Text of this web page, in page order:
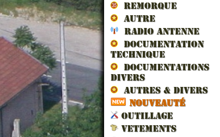
REMORQUE
AUTRE
RADIO ANTENNE
DOCUMENTATION
TECHNIQUE
DOCUMENTATIONS
DIVERS
AUTRES & DIVERS
NOUVEAUTÉ
OUTILLAGE
VETEMENTS
SUPPORT DE ROU...
336.00 € TTC
SUPPORT AILE T...
48.00 € TTC